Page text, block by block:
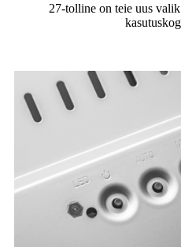
27-tolline on teie uus